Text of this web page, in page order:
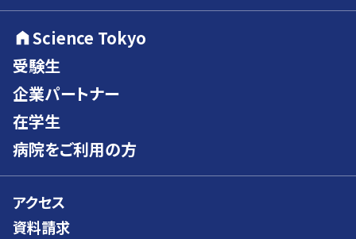
Science Tokyo
受験生
企業パートナー
在学生
病院をご利用の方
アクセス
資料請求